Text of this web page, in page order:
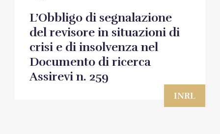
INRL
L’Obbligo di segnalazione
del revisore in situazioni di
crisi e di insolvenza nel
Documento di ricerca
Assirevi n. 259